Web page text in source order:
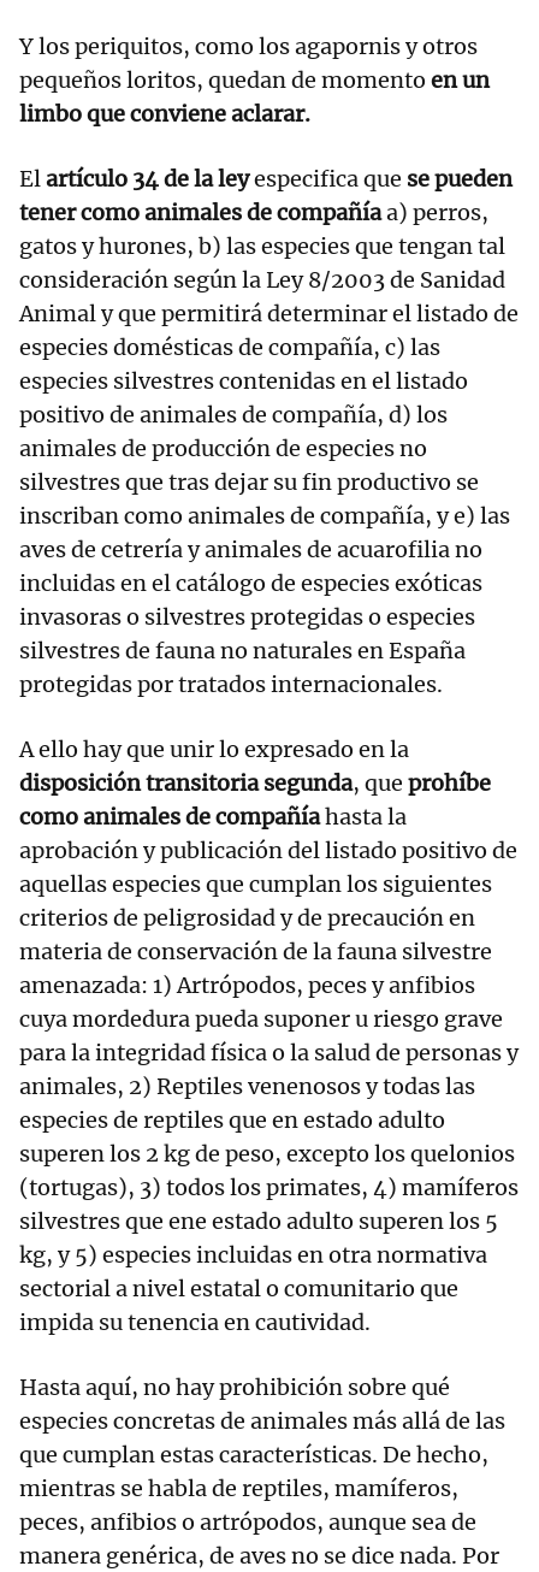
Y los periquitos, como los agapornis y otros
pequeños loritos, quedan de momento en un
limbo que conviene aclarar.
Elartículo 34 de la leyespecifica que se pueden
tener como animales de compañíaa) perros,
gatos y hurones, b) las especies que tengan tal
consideración según la Ley 8/2003 de Sanidad
Animal y que permitirá determinar el listado de
especies domésticas de compañía, c) las
especies silvestres contenidas en el listado
positivo de animales de compañía, d) los
animales de producción de especies no
silvestres que tras dejar su fin productivo se
inscriban como animales de compañía, y e) las
aves de cetrería y animales de acuarofilia no
incluidas en el catálogo de especies exóticas
invasoras o silvestres protegidas o especies
silvestres de fauna no naturales en España
protegidas por tratados internacionales.
A ello hay que unir lo expresado en la
disposición transitoria segunda, que prohíbe
como animales de compañíahasta la
aprobación y publicación del listado positivo de
aquellas especies que cumplan los siguientes
criterios de peligrosidad y de precaución en
materia de conservación de la fauna silvestre
amenazada: 1) Artrópodos, peces y anfibios
cuya mordedura pueda suponer u riesgo grave
para la integridad física o la salud de personas y
animales, 2) Reptiles venenosos y todas las
especies de reptiles que en estado adulto
superen los 2 kg de peso, excepto los quelonios
(tortugas), 3) todos los primates, 4) mamíferos
silvestres que ene estado adulto superen los 5
kg, y 5) especies incluidas en otra normativa
sectorial a nivel estatal o comunitario que
impida su tenencia en cautividad.
Hasta aquí, no hay prohibición sobre qué
especies concretas de animales más allá de las
que cumplan estas características. De hecho,
mientras se habla de reptiles, mamíferos,
peces, anfibios o artrópodos, aunque sea de
manera genérica, de aves no se dice nada. Por